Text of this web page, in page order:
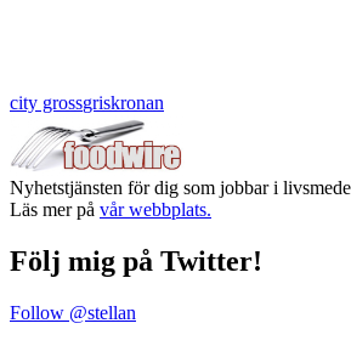
city grossgriskronan
Nyhetstjänsten för dig som jobbar i
Läs mer på vår webbplats.
Följ mig på Twitter!
Follow @stellan